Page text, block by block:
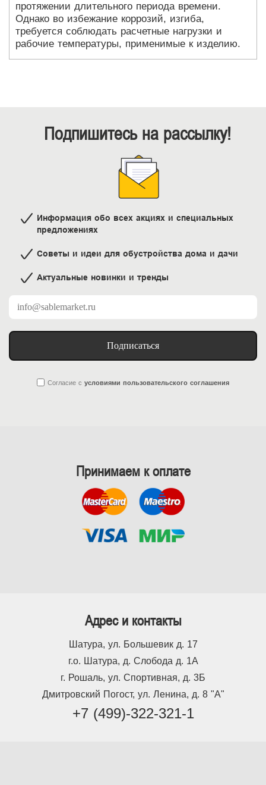
протяжении длительного периода времени.
Однако во избежание коррозий, изгиба,
требуется соблюдать расчетные нагрузки и
рабочие температуры, применимые к изделию.
Подпишитесь на рассылку!
Информация обо всех акциях и специальных
предложениях
Советы и идеи для обустройства дома и дачи
Актуальные новинки и тренды
Подписаться
Согласие с условиями пользовательского соглашения
Принимаем к оплате
Адрес и контакты
Шатура, ул. Большевик д. 17
г.о. Шатура, д. Слобода д. 1А
г. Рошаль, ул. Спортивная, д. 3Б
Дмитровский Погост, ул. Ленина, д. 8 "А"
+7 (499)-322-321-1